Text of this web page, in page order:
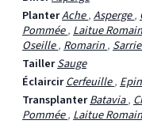
PlanterAche,Asperge,
Pommée, Laitue
Oseille, Romarin,
TaillerSauge
ÉclaircirCerfeuille,
TransplanterBatavia,
Pommée, Laitue